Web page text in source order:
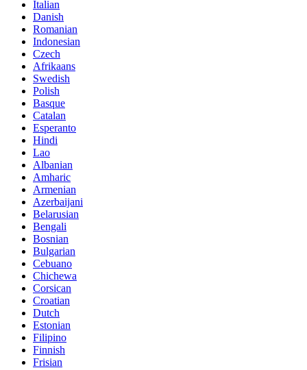
Italian
Danish
Romanian
Indonesian
Czech
Afrikaans
Swedish
Polish
Basque
Catalan
Esperanto
Hindi
Lao
Albanian
Amharic
Armenian
Azerbaijani
Belarusian
Bengali
Bosnian
Bulgarian
Cebuano
Chichewa
Corsican
Croatian
Dutch
Estonian
Filipino
Finnish
Frisian